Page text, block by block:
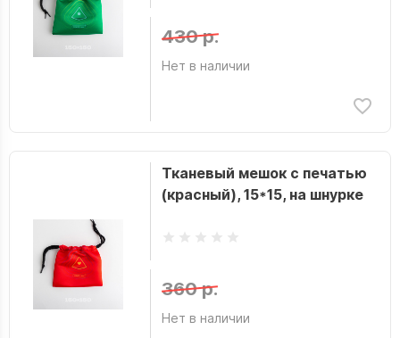
430 р.
Нет в наличии
Тканевый мешок с печатью
(красный), 15*15, на шнурке
360 р.
Нет в наличии